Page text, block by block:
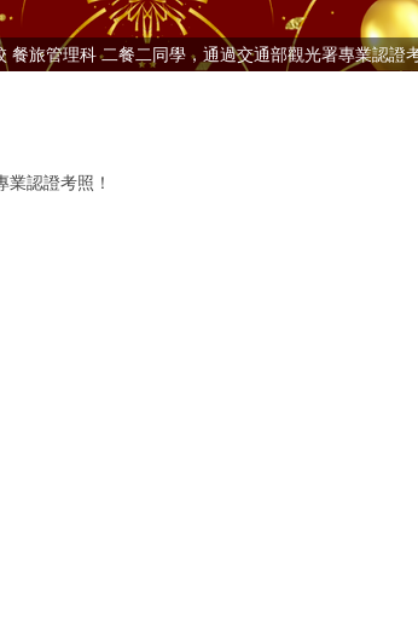
餐旅管理科 二餐二同學，通過交通部觀光署專業認證
認證考照！